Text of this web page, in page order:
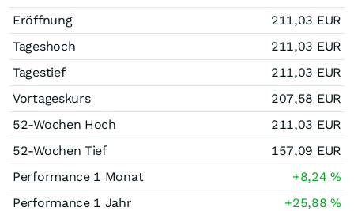
Eröffnung
211,03 EUR
Tageshoch
211,03 EUR
Tagestief
211,03 EUR
Vortageskurs
207,58 EUR
52-Wochen Hoch
211,03 EUR
52-Wochen Tief
157,09 EUR
Performance 1 Monat
+8,24%
Performance 1 Jahr
+25,88%